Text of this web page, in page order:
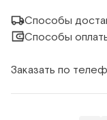
Способы
Способы
Заказать по